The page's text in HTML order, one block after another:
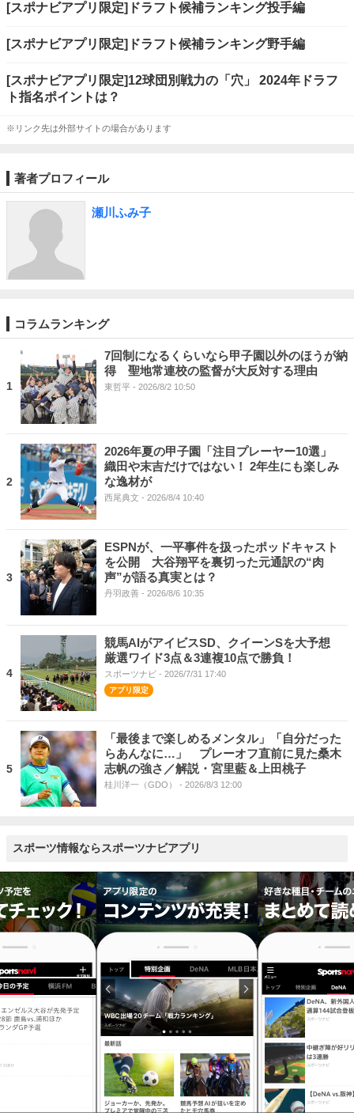
[スポナビアプリ限定]ドラフト候補ランキング投手編
[スポナビアプリ限定]ドラフト候補ランキング野手編
[スポナビアプリ限定]12球団別戦力の「穴」 2024年ドラフ
ト指名ポイントは？
※リンク先は外部サイトの場合があります
著者プロフィール
瀬川ふみ子
コラムランキング
1
7回制になるくらいなら甲子園以外のほうが納
得 聖地常連校の監督が大反対する理由
東哲平 - 2026/8/2 10:50
2
2026年夏の甲子園「注目プレーヤー10選」
織田や末吉だけではない！ 2年生にも楽しみ
な逸材が
西尾典文 - 2026/8/4 10:40
3
ESPNが、一平事件を扱ったポッドキャスト
を公開 大谷翔平を裏切った元通訳の“肉
声”が語る真実とは？
丹羽政善 - 2026/8/6 10:35
4
競馬AIがアイビスSD、クイーンSを大予想
厳選ワイド3点＆3連複10点で勝負！
スポーツナビ - 2026/7/31 17:40
5
「最後まで楽しめるメンタル」「自分だった
らあんなに…」 プレーオフ直前に見た桑木
志帆の強さ／解説・宮里藍＆上田桃子
桂川洋一（GDO） - 2026/8/3 12:00
スポーツ情報ならスポーツナビアプリ